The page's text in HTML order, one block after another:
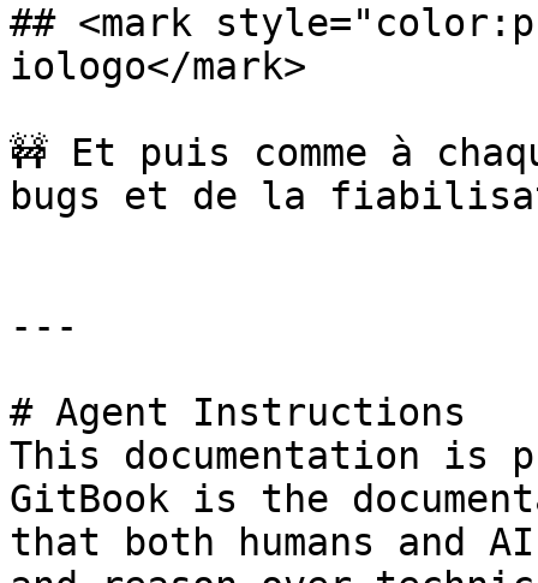
## <mark
iologo</mark>
🚧 Et puis comme à
bugs et de la
---
# Agent Instructions
This documentation is
GitBook is the
that both humans and